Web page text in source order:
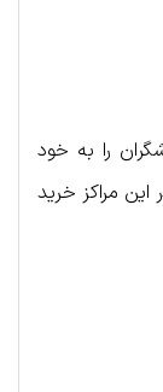
را به خود
مراکز خرید